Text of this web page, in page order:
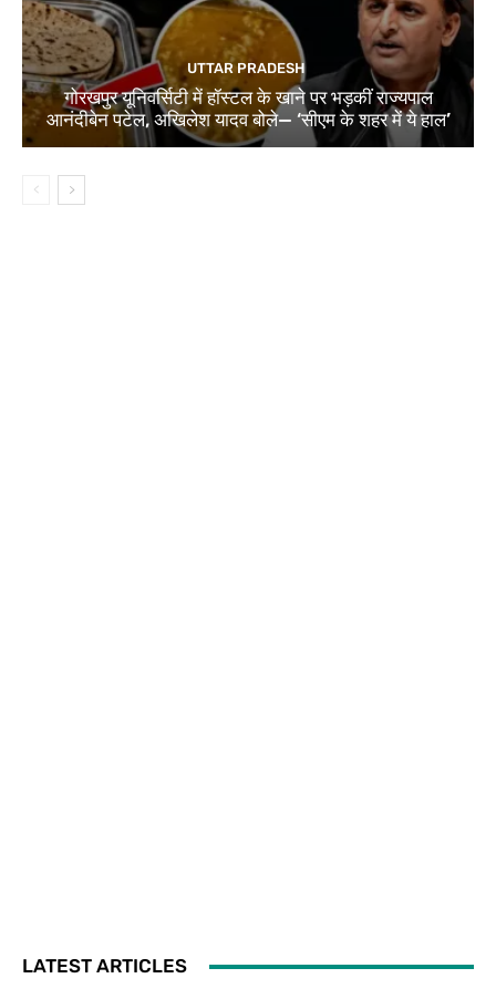
UTTAR PRADESH
गोरखपुर यूनिवर्सिटी में हॉस्टल के खाने पर भड़कीं राज्यपाल
आनंदीबेन पटेल, अखिलेश यादव बोले— ‘सीएम के शहर में ये हाल’
LATEST ARTICLES